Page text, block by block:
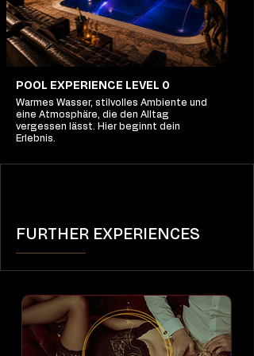
POOL EXPERIENCE LEVEL 0
Warmes Wasser, stilvolles Ambiente und
eine Atmosphäre, die den Alltag
vergessen lässt. Hier beginnt dein
Erlebnis.
FURTHER EXPERIENCES